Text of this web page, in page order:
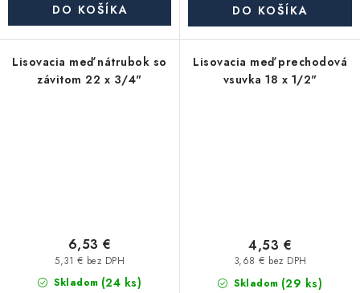
DO KOŠÍKA DO KOŠÍKA
Lisovacia meď nátrubok so
závitom 22 x 3/4"
Skladom (24 ks)
5,31 € bez DPH
6,53 €
Lisovacia meď prechodová
vsuvka 18 x 1/2"
Skladom (29 ks)
3,68 € bez DPH
4,53 €